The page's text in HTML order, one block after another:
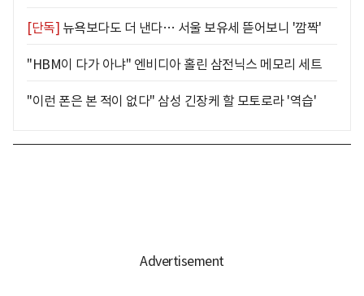
[단독] 뉴욕보다도 더 낸다… 서울 보유세 뜯어보니 '깜짝'
"HBM이 다가 아냐" 엔비디아 홀린 삼전닉스 메모리 세트
"이런 폰은 본 적이 없다" 삼성 긴장케 할 모토로라 '역습'